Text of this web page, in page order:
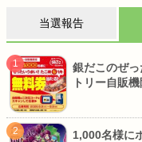
当選報告
銀だこのぜ
トリー自販
1,000名様に